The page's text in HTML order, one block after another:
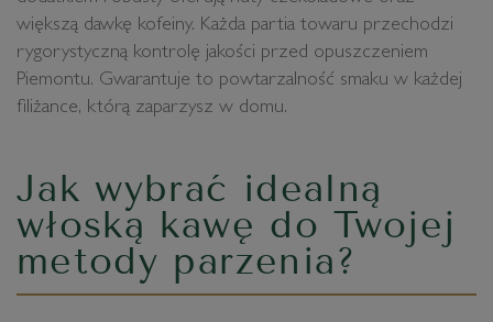
większą dawkę kofeiny. Każda partia towaru przechodzi
rygorystyczną kontrolę jakości przed opuszczeniem
Piemontu. Gwarantuje to powtarzalność smaku w każdej
filiżance, którą zaparzysz w domu.
Jak wybrać idealną
włoską kawę do Twojej
metody parzenia?